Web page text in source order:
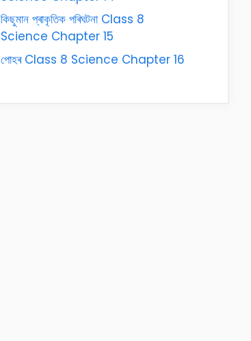
কিছুমান প্ৰাকৃতিক পৰিঘটনা Class 8
Science Chapter 15
পোহৰ Class 8 Science Chapter 16